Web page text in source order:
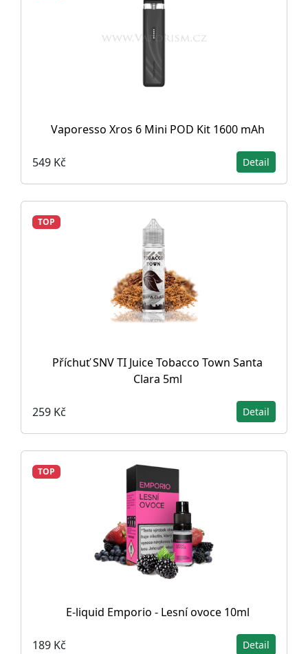
Vaporesso Xros 6 Mini POD Kit 1600 mAh
549 Kč Detail
TOP
Příchuť SNV TI Juice Tobacco Town Santa
Clara 5ml
259 Kč Detail
TOP
E-liquid Emporio - Lesní ovoce 10ml
189 Kč Detail